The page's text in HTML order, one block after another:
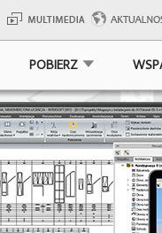
POBIERZ